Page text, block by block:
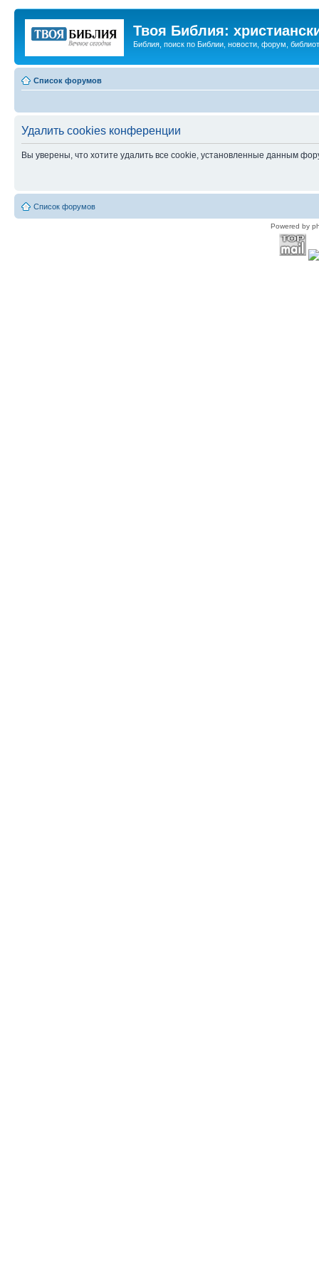
Твоя Библия:
Библия, поиск по Библии, новости, форум,
Список форумов
Удалить cookies конференции
Вы уверены, что хотите удалить все cookie, установленные данным
Список форумов
Powered by